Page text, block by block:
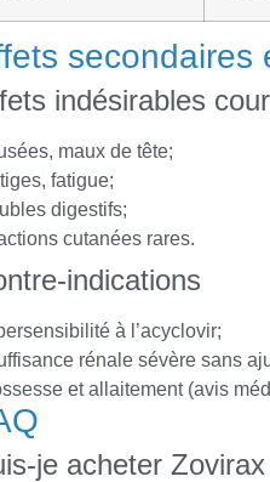
secondaires
indésirables
maux de tête;
fatigue;
digestifs;
cutanées rares.
indications
à l’acyclovir;
rénale sévère sans
et allaitement (avis
je acheter